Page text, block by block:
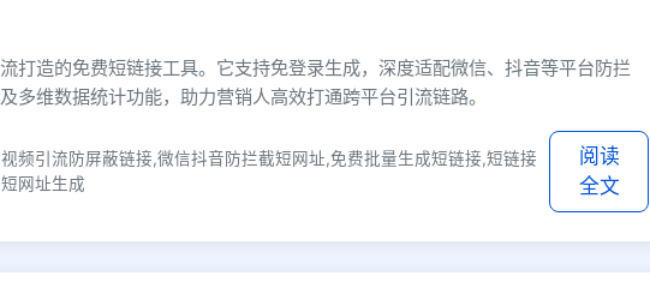
打造的免费短链接工具。它支持免登录生成，深度适配微信、抖音等平台防拦
多维数据统计功能，助力营销人高效打通跨平台引流链路。
频引流防屏蔽链接,微信抖音防拦截短网址,免费批量生成短链接,短链接
网址生成
阅读
全文